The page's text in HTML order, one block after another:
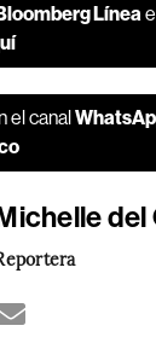
Línea
el canal
del